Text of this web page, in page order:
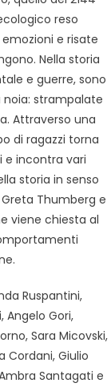
reso
e risate
Nella storia
e guerre, sono
strampalate
Attraverso una
di ragazzi torna
e incontra vari
storia in senso
Thumberg e
viene chiesta al
Ruspantini,
Angelo Gori,
Sara Micovski,
Cordani, Giulio
Santagati e